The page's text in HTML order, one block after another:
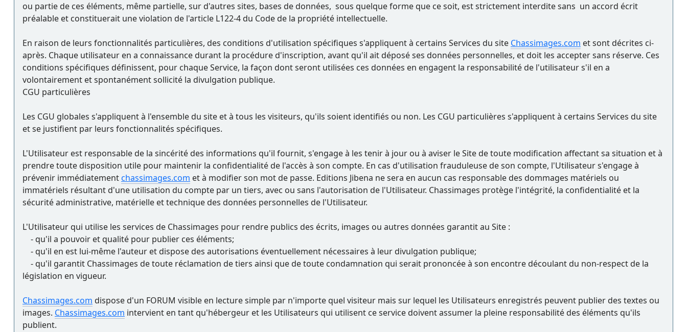
ou partie de ces éléments, même partielle, sur d'autres sites, bases de données, sous quelque forme que ce soit, est strictement interdite sans un accord écrit
préalable et constituerait une violation de l'article L122-4 du Code de la propriété intellectuelle.
En raison de leurs fonctionnalités particulières, des conditions d'utilisation spécifiques s'appliquent à certains Services du site Chassimages.com et sont décrites ci-
après. Chaque utilisateur en a connaissance durant la procédure d'inscription, avant qu'il ait déposé ses données personnelles, et doit les accepter sans réserve. Ces
conditions spécifiques définissent, pour chaque Service, la façon dont seront utilisées ces données en engagent la responsabilité de l'utilisateur s'il en a
volontairement et spontanément sollicité la divulgation publique.
CGU particulières
Les CGU globales s'appliquent à l'ensemble du site et à tous les visiteurs, qu'ils soient identifiés ou non. Les CGU particulières s'appliquent à certains Services du site
et se justifient par leurs fonctionnalités spécifiques.
L'Utilisateur est responsable de la sincérité des informations qu'il fournit, s'engage à les tenir à jour ou à aviser le Site de toute modification affectant sa situation et à
prendre toute disposition utile pour maintenir la confidentialité de l'accès à son compte. En cas d'utilisation frauduleuse de son compte, l'Utilisateur s'engage à
prévenir immédiatementchassimages.com et à modifier son mot de passe. Editions Jibena ne sera en aucun cas responsable des dommages matériels ou
immatériels résultant d'une utilisation du compte par un tiers, avec ou sans l'autorisation de l'Utilisateur. Chassimages protège l'intégrité, la confidentialité et la
sécurité administrative, matérielle et technique des données personnelles de l'Utilisateur.
L'Utilisateur qui utilise les services de Chassimages pour rendre publics des écrits, images ou autres données garantit au Site :
- qu'il a pouvoir et qualité pour publier ces éléments;
- qu'il en est lui-même l'auteur et dispose des autorisations éventuellement nécessaires à leur divulgation publique;
- qu'il garantit Chassimages de toute réclamation de tiers ainsi que de toute condamnation qui serait prononcée à son encontre découlant du non-respect de la
législation en vigueur.
Chassimages.com dispose d'un FORUM visible en lecture simple par n'importe quel visiteur mais sur lequel les Utilisateurs enregistrés peuvent publier des textes ou
images. Chassimages.com intervient en tant qu'hébergeur et les Utilisateurs qui utilisent ce service doivent assumer la pleine responsabilité des éléments qu'ils
publient.